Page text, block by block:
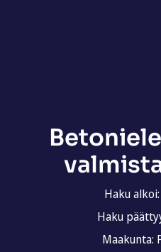
Haku
Haku
Maakunta: